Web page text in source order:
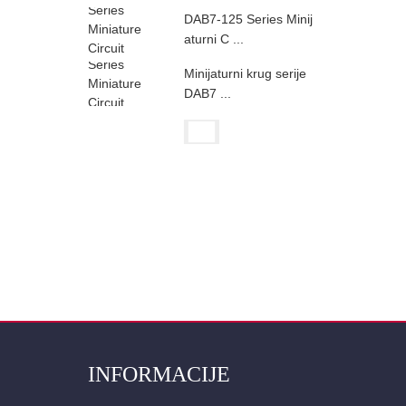
DAB7-125 Series Minij
aturni C ...
Minijaturni krug serije
DAB7 ...
INFORMACIJE